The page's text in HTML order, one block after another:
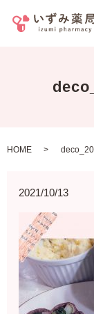
HOME
2021/10/13